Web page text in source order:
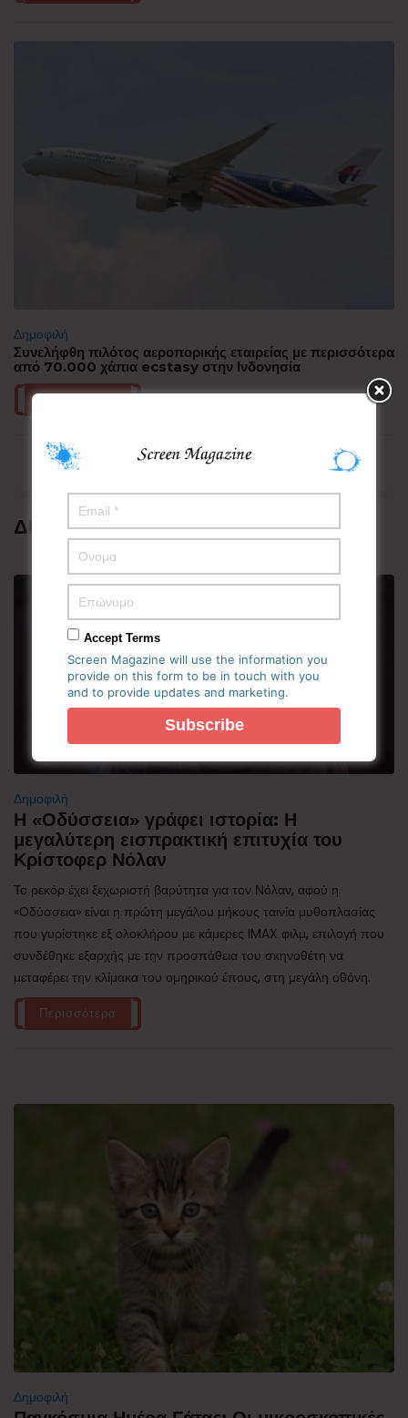
Δημοφιλή
Συνελήφθη πιλότος αεροπορικής εταιρείας με περισσότερα
από 70.000 χάπια ecstasy στην Ινδονησία
Περισσότερα
ΔΗΜΟΦΙΛΗ
Δημοφιλή
Η «Οδύσσεια» γράφει ιστορία: Η
μεγαλύτερη εισπρακτική επιτυχία του
Κρίστοφερ Νόλαν
Το ρεκόρ έχει ξεχωριστή βαρύτητα για τον Νόλαν, αφού η
«Οδύσσεια» είναι η πρώτη μεγάλου μήκους ταινία μυθοπλασίας
που γυρίστηκε εξ ολοκλήρου με κάμερες IMAX φιλμ, επιλογή που
συνδέθηκε εξαρχής με την προσπάθεια του σκηνοθέτη να
μεταφέρει την κλίμακα του ομηρικού έπους, στη μεγάλη οθόνη.
Περισσότερα
Δημοφιλή
Accept Terms
Screen Magazine will use the information you
provide on this form to be in touch with you
and to provide updates and marketing.